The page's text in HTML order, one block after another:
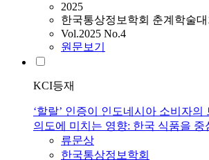
2025
한국통상정보학회 춘계학술대
Vol.2025 No.4
원문보기
KCI등재
‘할랄’ 인증이 인도네시아 소비자의
의도에 미치는 영향: 한국 식품을 중
류문상
한국통상정보학회